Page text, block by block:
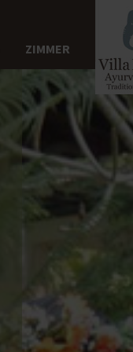
ZIMMER